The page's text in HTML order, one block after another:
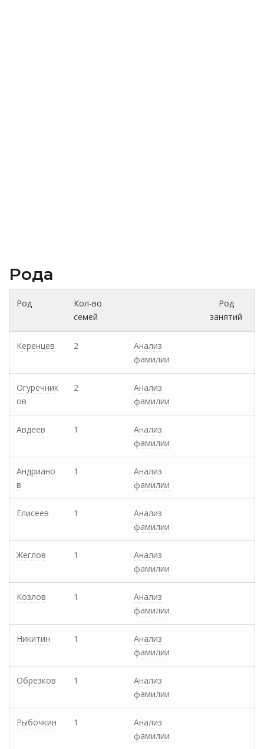
Рода
Род
Кол-во
семей
Род
занятий
Керенцев 2
Анализ
фамилии
Огуречник
ов
2
Анализ
фамилии
Авдеев 1
Анализ
фамилии
Андриано
в
1
Анализ
фамилии
Елисеев 1
Анализ
фамилии
Жеглов 1
Анализ
фамилии
Козлов 1
Анализ
фамилии
Никитин 1
Анализ
фамилии
Обрезков 1
Анализ
фамилии
Рыбочкин 1
Анализ
фамилии